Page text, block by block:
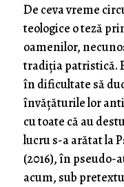
De ceva vreme
teologice o teză
oamenilor,
tradiția patristică.
în dificultate să
învățăturile lor
cu toate că au
lucru s-a arătat la
(2016), în pseudo-
acum, sub